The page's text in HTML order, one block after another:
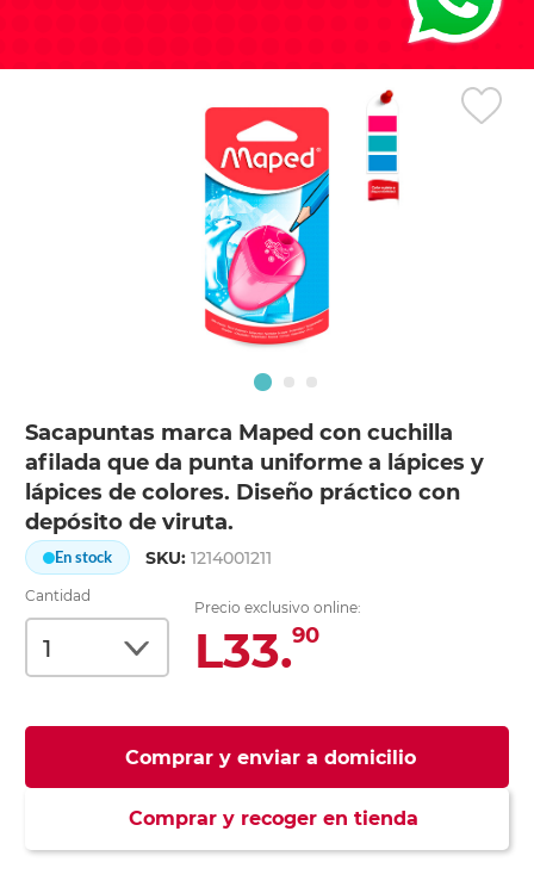
Sacapuntas marca Maped con cuchilla
afilada que da punta uniforme a lápices y
lápices de colores. Diseño práctico con
depósito de viruta.
En stock SKU:1214001211
Cantidad
Precio exclusivo online:
L33.90
Comprar y enviar a domicilio
Comprar y recoger en tienda